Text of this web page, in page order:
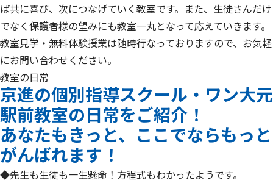
ば共に喜び、次につなげていく教室です。また、生徒さんだけ
でなく保護者様の望みにも教室一丸となって応えていきます。
教室見学・無料体験授業は随時行なっておりますので、お気軽
にお問い合わせください。
教室の日常
京進の個別指導スクール・ワン大元
駅前教室の日常をご紹介！
あなたもきっと、ここでならもっと
がんばれます！
◆先生も生徒も一生懸命！方程式もわかったようです。